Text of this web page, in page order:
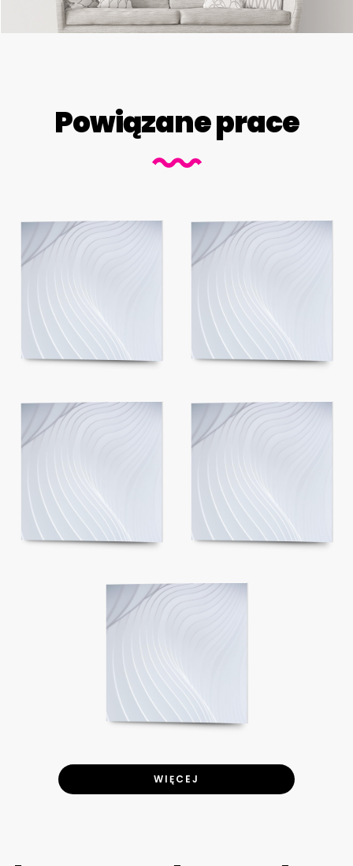
Powiązane prace
WIĘCEJ